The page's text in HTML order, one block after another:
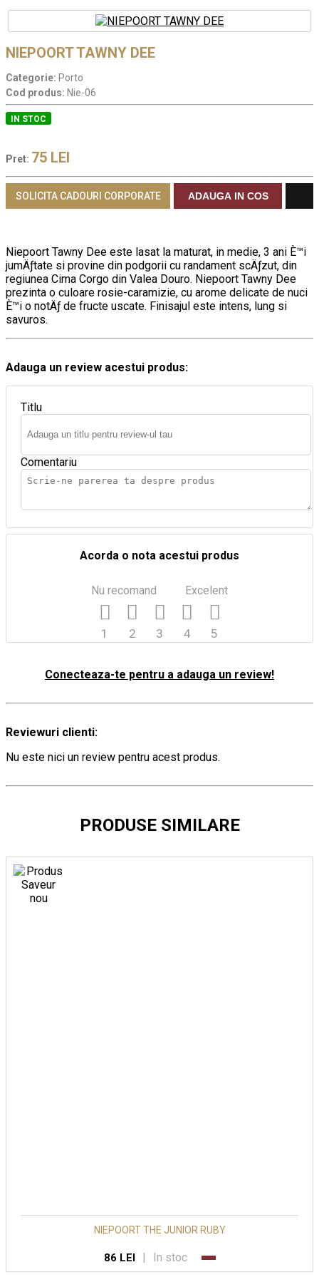
NIEPOORT TAWNY DEE
Categorie: Porto
Cod produs: Nie-06
IN STOC
Pret: 75 LEI
SOLICITA CADOURI CORPORATE ADAUGA IN COS
Niepoort Tawny Dee este lasat la maturat, in medie, 3 ani È™i
jumÄƒtate si provine din podgorii cu randament scÄƒzut, din
regiunea Cima Corgo din Valea Douro. Niepoort Tawny Dee
prezinta o culoare rosie-caramizie, cu arome delicate de nuci
È™i o notÄƒ de fructe uscate. Finisajul este intens, lung si
savuros.
Adauga un review acestui produs:
Titlu
Comentariu
Acorda o nota acestui produs
Nu recomand Excelent
5
4
3
2
1
Conecteaza-te pentru a adauga un review!
Reviewuri clienti:
Nu este nici un review pentru acest produs.
PRODUSE SIMILARE
NIEPOORT THE JUNIOR RUBY
86 LEI In stoc